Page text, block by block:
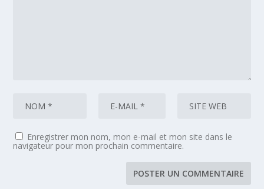
Enregistrer mon nom, mon e-mail et mon site dans le
navigateur pour mon prochain commentaire.